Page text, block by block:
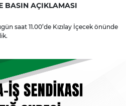
BASIN AÇIKLAMASI
saat 11.00’de Kızılay İçecek önünde